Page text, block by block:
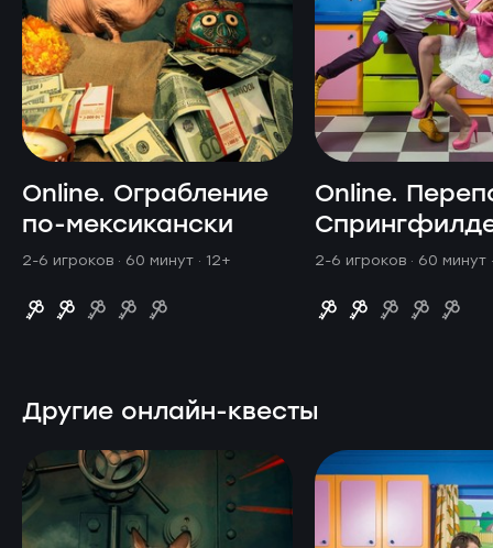
Online. Ограбление
по-мексикански
2-6 игроков · 60 минут · 12+
Online.
2-6 игроков · 60 минут
Другие онлайн-квесты